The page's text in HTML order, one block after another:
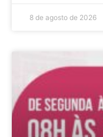
8 de agosto de 2026